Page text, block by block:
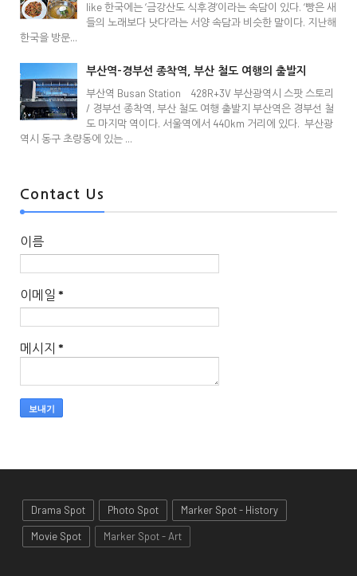
like 한국에는 ‘금강산도 식후경’이라는 속담이 있다. ‘빵은 새
들의 노래보다 낫다’라는 서양 속담과 비슷한 말이다. 지난해
한국을 방문...
부산역-경부선 종착역, 부산 철도 여행의 출발지
부산역 Busan Station 428R+3V 부산광역시 스팟 스토리
/ 경부선 종착역, 부산 철도 여행 출발지 부산역은 경부선 철
도 마지막 역이다. 서울역에서 440km 거리에 있다. 부산광
역시 동구 초량동에 있는 ...
Contact Us
이름
이메일 *
메시지 *
Drama Spot Photo Spot Marker Spot - History
Movie Spot Marker Spot - Art